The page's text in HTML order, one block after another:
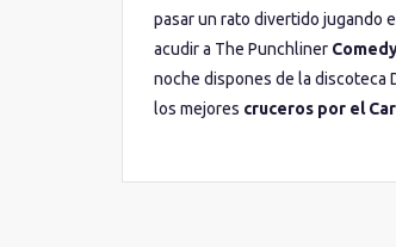
pasar un rato divertido jugando
acudir a The Punchliner
noche dispones de la discoteca
los mejores cruceros por el